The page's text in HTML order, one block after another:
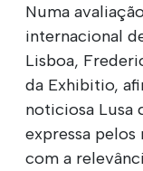
Numa
internacional
Lisboa,
da Exhibitio,
noticiosa Lusa
expressa
com a